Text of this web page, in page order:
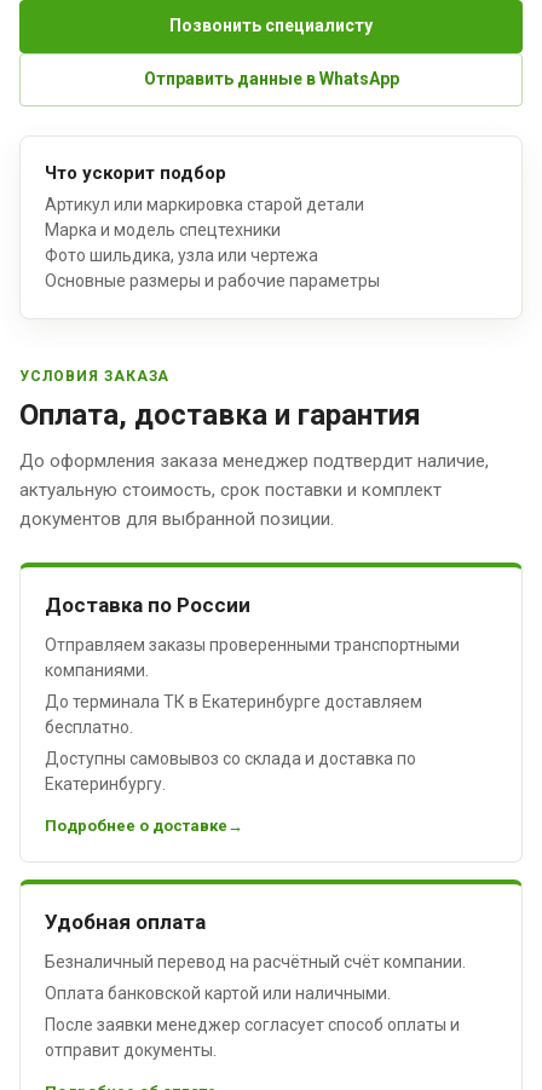
Позвонить специалисту
Отправить данные в WhatsApp
Что ускорит подбор
Артикул или маркировка старой детали
Марка и модель спецтехники
Фото шильдика, узла или чертежа
Основные размеры и рабочие параметры
УСЛОВИЯ ЗАКАЗА
Оплата, доставка и гарантия
До оформления заказа менеджер подтвердит наличие,
актуальную стоимость, срок поставки и комплект
документов для выбранной позиции.
Доставка по России
Отправляем заказы проверенными транспортными
компаниями.
До терминала ТК в Екатеринбурге доставляем
бесплатно.
Доступны самовывоз со склада и доставка по
Екатеринбургу.
Подробнее о доставке
Удобная оплата
Безналичный перевод на расчётный счёт компании.
Оплата банковской картой или наличными.
После заявки менеджер согласует способ оплаты и
отправит документы.